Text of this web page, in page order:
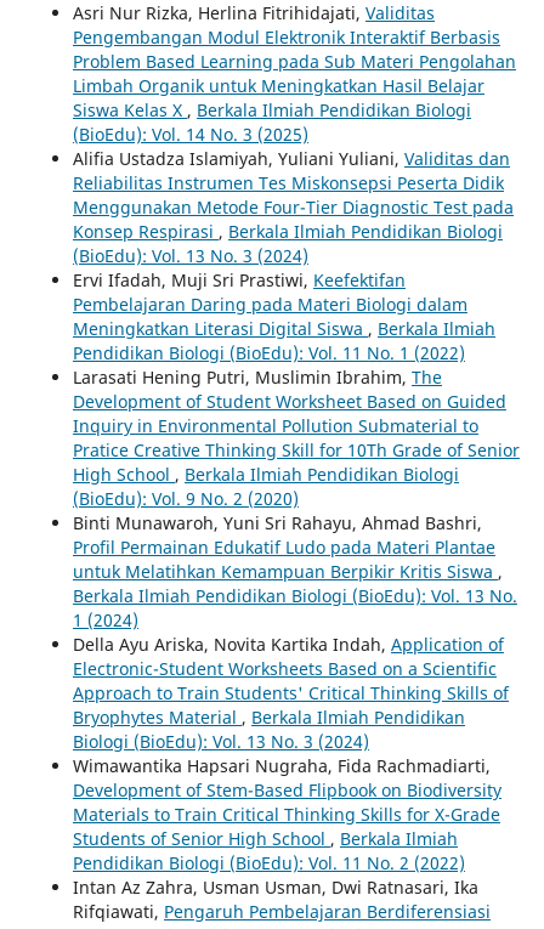
Asri Nur Rizka, Herlina Fitrihidajati, Validitas
Pengembangan Modul Elektronik Interaktif Berbasis
Problem Based Learning pada Sub Materi Pengolahan
Limbah Organik untuk Meningkatkan Hasil Belajar
Siswa Kelas X , Berkala Ilmiah Pendidikan Biologi
(BioEdu): Vol. 14 No. 3 (2025)
Alifia Ustadza Islamiyah, Yuliani Yuliani, Validitas dan
Reliabilitas Instrumen Tes Miskonsepsi Peserta Didik
Menggunakan Metode Four-Tier Diagnostic Test pada
Konsep Respirasi , Berkala Ilmiah Pendidikan Biologi
(BioEdu): Vol. 13 No. 3 (2024)
Ervi Ifadah, Muji Sri Prastiwi, Keefektifan
Pembelajaran Daring pada Materi Biologi dalam
Meningkatkan Literasi Digital Siswa , Berkala Ilmiah
Pendidikan Biologi (BioEdu): Vol. 11 No. 1 (2022)
Larasati Hening Putri, Muslimin Ibrahim, The
Development of Student Worksheet Based on Guided
Inquiry in Environmental Pollution Submaterial to
Pratice Creative Thinking Skill for 10Th Grade of Senior
High School , Berkala Ilmiah Pendidikan Biologi
(BioEdu): Vol. 9 No. 2 (2020)
Binti Munawaroh, Yuni Sri Rahayu, Ahmad Bashri,
Profil Permainan Edukatif Ludo pada Materi Plantae
untuk Melatihkan Kemampuan Berpikir Kritis Siswa ,
Berkala Ilmiah Pendidikan Biologi (BioEdu): Vol. 13 No.
1 (2024)
Della Ayu Ariska, Novita Kartika Indah, Application of
Electronic-Student Worksheets Based on a Scientific
Approach to Train Students' Critical Thinking Skills of
Bryophytes Material , Berkala Ilmiah Pendidikan
Biologi (BioEdu): Vol. 13 No. 3 (2024)
Wimawantika Hapsari Nugraha, Fida Rachmadiarti,
Development of Stem-Based Flipbook on Biodiversity
Materials to Train Critical Thinking Skills for X-Grade
Students of Senior High School , Berkala Ilmiah
Pendidikan Biologi (BioEdu): Vol. 11 No. 2 (2022)
Intan Az Zahra, Usman Usman, Dwi Ratnasari, Ika
Rifqiawati, Pengaruh Pembelajaran Berdiferensiasi